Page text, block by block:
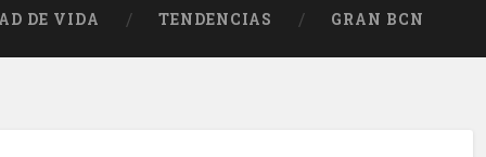
DE VIDA TENDENCIAS GRAN BCN